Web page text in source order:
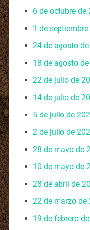
6 de octubre de
1 de septiembre
24 de agosto de
18 de agosto de
22 de julio de
14 de julio de
5 de julio de
2 de julio de
28 de mayo de
10 de mayo de
28 de abril de
22 de marzo de
19 de febrero